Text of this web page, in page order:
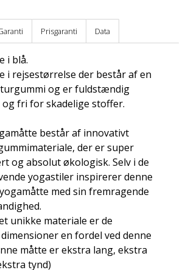
Prisgaranti Data
i blå.
i rejsestørrelse der består af en
og er fuldstændig
fri for skadelige stoffer.
består af innovativt
der er super
og absolut økologisk. Selv i de
yogastiler inspirerer denne
med sin fremragende
unikke materiale er de
en fordel ved denne
måtte er ekstra lang, ekstra
tynd)